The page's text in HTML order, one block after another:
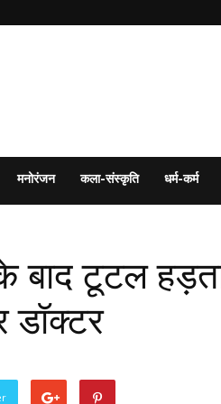
मनोरंजन कला-संस्कृति धर्म-कर्म
बाद टूटल
डॉक्टर